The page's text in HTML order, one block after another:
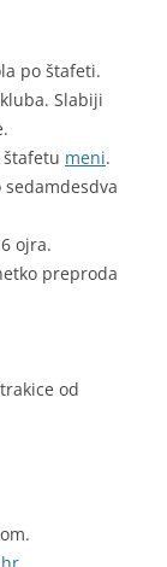
po štafeti.
Slabiji
štafetu meni.
ojra.
preproda
od